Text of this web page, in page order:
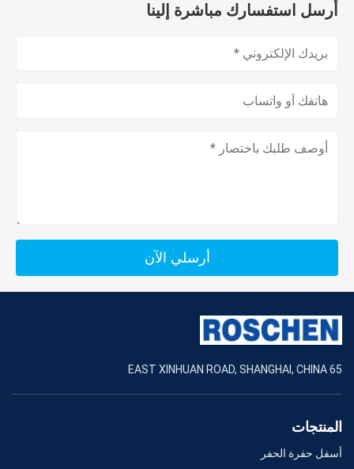
أرسل استفسارك مباشرة إلينا
أرسلي الآن
65 EAST XINHUAN ROAD, SHANGHAI, CHINA
المنتجات
أسفل حفرة الحفر